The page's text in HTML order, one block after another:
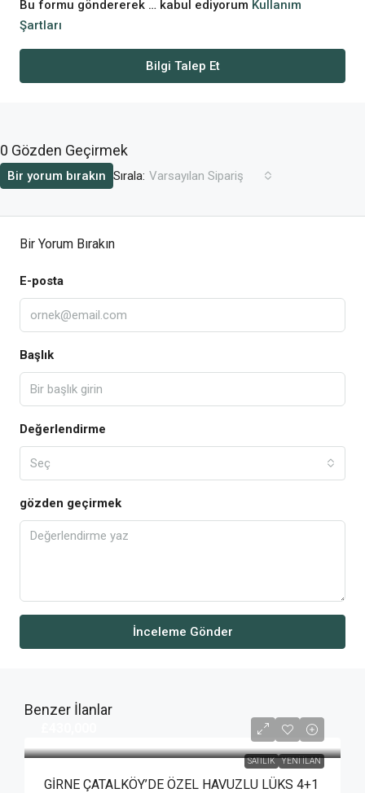
Bu formu göndererek … kabul ediyorum Kullanım
Şartları
Bilgi Talep Et
0 Gözden Geçirmek
Sırala: Varsayılan Sipariş
Bir yorum bırakın
Bir Yorum Bırakın
E-posta
Başlık
Değerlendirme
Seç
gözden geçirmek
İnceleme Gönder
Benzer İlanlar
SATILIK YENI İLAN
GİRNE ÇATALKÖY’DE ÖZEL HAVUZLU LÜKS 4+1